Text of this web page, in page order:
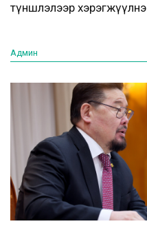
түншлэлээр хэрэгжүүлнэ
Админ